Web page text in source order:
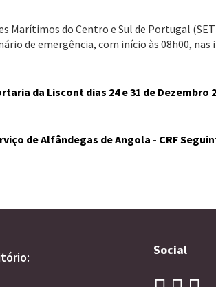
Marítimos do Centro e Sul de Portugal
de emergência, com início às 08h00,
da Liscont dias 24 e 31 de Dezembro
de Alfândegas de Angola - CRF
Social